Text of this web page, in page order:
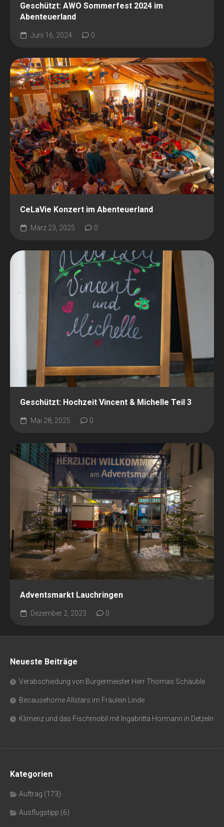
Geschützt: AWO Sommerfest 2024 im
Abenteuerland
Juni 16, 2024 0
CeLaVie Konzert im Abenteuerland
März 23, 2025 0
Geschützt: Hochzeit Vincent & Michelle Teil 3
Mai 28, 2025 0
Adventsmarkt Lauchringen
Dezember 2, 2023 0
Neueste Beiträge
Verabschiedung von Bürgermeister Herr Thomas Schäuble
Becausehome Allstars im Fräulein Linde
Klimenz und das Fischmobil mit Ingabritta Hormann in Detzeln
Kategorien
Auftrag (173)
Ausflugstipp (6)